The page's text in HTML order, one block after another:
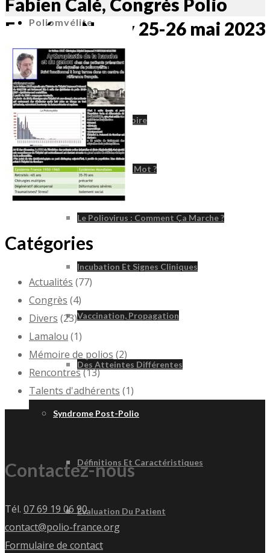
Poliomyélite
Poliomyélite
Un Peu D’histoire
D’où Vient Ce Mot ?
Le Poliovirus : Comment Ça Marche ?
Incubation Et Signes Cliniques
Vaccination, Propagation
Des Atteintes Différentes
Syndrome Post-Polio
Définitions Et Caractéristiques
Évaluation Du Patient
Eurpéen, Nancy 25-26 mai 2023
Catégories
Actualités (77)
Congrès (4)
Divers (23)
Lamalou (1)
Mémoire de polios (2)
Rencontres(13)
Talents d'adhérents (1)
Contactez-nous
Tél. 07 69 19 06 90
contact@polio-france.org
Formulaire de contact